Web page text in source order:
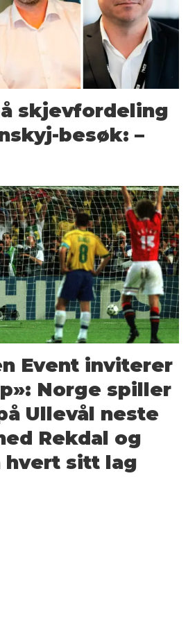
skjevfordeling
besøk: –
Event inviterer
Norge spiller
Ullevål neste
Rekdal og
hvert sitt lag